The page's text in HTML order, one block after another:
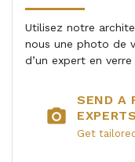
Utilisez notre
nous une photo de
d’un expert en
photo_camera
SEND A
EXPERTS
Get